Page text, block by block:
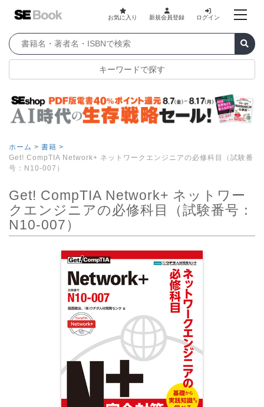
お気に入り 新規会員登録 ログイン
キーワードで探す
ホーム > 書籍 >
Get! CompTIA Network+ ネットワークエンジニアの必修科目（試験番
号：N10-007）
Get! CompTIA Network+ ネットワー
クエンジニアの必修科目（試験番号：
N10-007）